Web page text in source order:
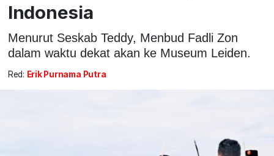
Indonesia
Menurut Seskab Teddy, Menbud Fadli Zon
dalam waktu dekat akan ke Museum Leiden.
Red: Erik Purnama Putra